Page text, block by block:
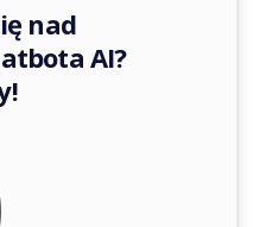
nad
AI?